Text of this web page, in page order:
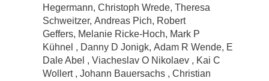
Hegermann, Christoph Wrede, Theresa
Schweitzer, Andreas Pich, Robert
Geffers, Melanie Ricke-Hoch, Mark P
Kühnel , Danny D Jonigk, Adam R Wende, E
Dale Abel , Viacheslav O Nikolaev , Kai C
Wollert , Johann Bauersachs , Christian